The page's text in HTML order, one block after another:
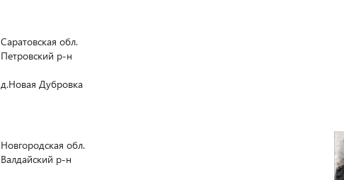
Саратовская обл.
Петровский р-н
д.Новая Дубровка
Новгородская обл.
Валдайский р-н